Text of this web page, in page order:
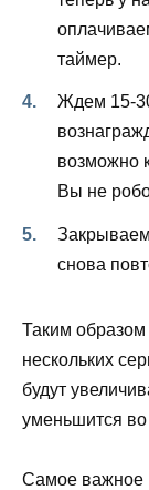
таймер.
Ждем 15-
возможно
Вы не
снова
Таким образом
нескольких
будут
уменьшится во
Самое важное